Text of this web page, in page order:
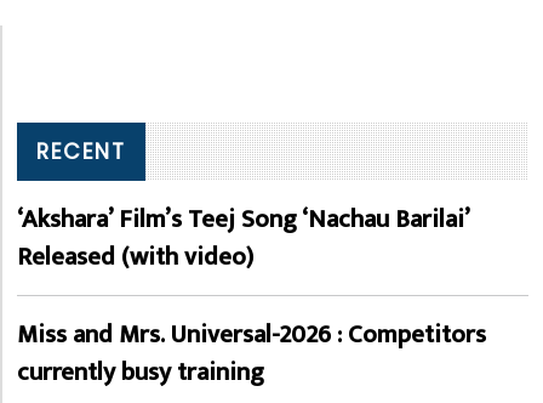
RECENT
‘Akshara’ Film’s Teej Song ‘Nachau Barilai’
Released (with video)
Miss and Mrs. Universal-2026 : Competitors
currently busy training